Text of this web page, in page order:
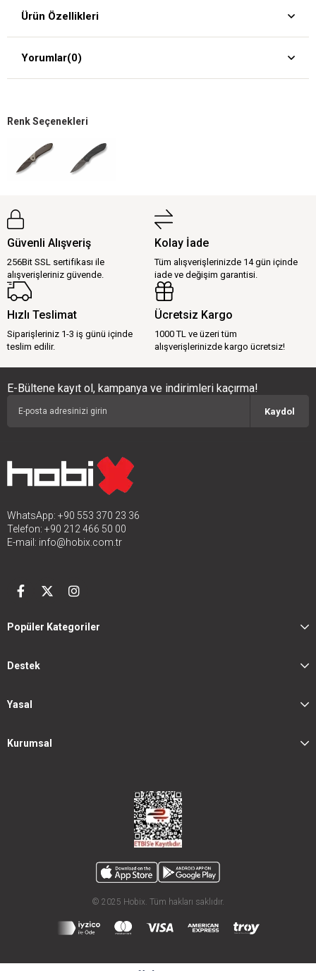
Ürün Özellikleri
Yorumlar(0)
Renk Seçenekleri
Güvenli Alışveriş
256Bit SSL sertifikası ile
alışverişleriniz güvende.
Kolay İade
Tüm alışverişlerinizde 14 gün içinde
iade ve değişim garantisi.
Hızlı Teslimat
Siparişleriniz 1-3 iş günü içinde
teslim edilir.
Ücretsiz Kargo
1000 TL ve üzeri tüm
alışverişlerinizde kargo ücretsiz!
E-Bültene kayıt ol, kampanya ve indirimleri kaçırma!
Kaydol
WhatsApp: +90 553 370 23 36
Telefon: +90 212 466 50 00
E-mail: info@hobix.com.tr
Popüler Kategoriler
Destek
Yasal
Kurumsal
© 2025 Hobix. Tüm hakları saklıdır.